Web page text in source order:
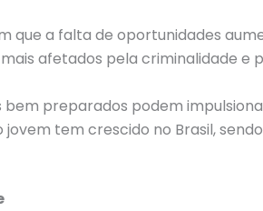
que a falta de oportunidades
afetados pela criminalidade e
bem preparados podem
tem crescido no Brasil,